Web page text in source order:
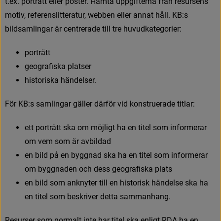
motiv, referenslitteratur, webben eller annat håll. KB:s
bildsamlingar är centrerade till tre huvudkategorier:
porträtt
geografska platser
historiska händelser.
För KB:s samlingar gäller därför vid konstruerade titlar:
ett porträtt ska om möjligt ha en titel som informerar
om vem som är avbildad
en bild på en byggnad ska ha en titel som informerar
om byggnaden och dess geografska plats
en bild som anknyter till en historisk händelse ska ha
en titel som beskriver detta sammanhang.